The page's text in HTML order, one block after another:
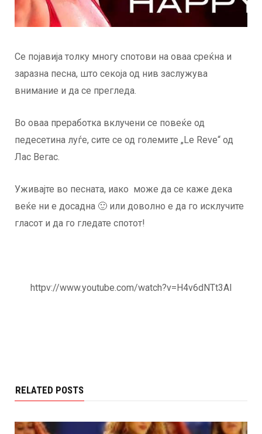
Се појавија толку многу спотови на оваа среќна и
заразна песна, што секоја од нив заслужува
внимание и да се прегледа.
Во оваа преработка вклучени се повеќе од
педесетина луѓе, сите се од големите „Le Reve“ од
Лас Вегас.
Уживајте во песната, иако може да се каже дека
веќе ни е досадна 🙂 или доволно е да го исклучите
гласот и да го гледате спотот!
httpv://www.youtube.com/watch?v=H4v6dNTt3AI
RELATED POSTS